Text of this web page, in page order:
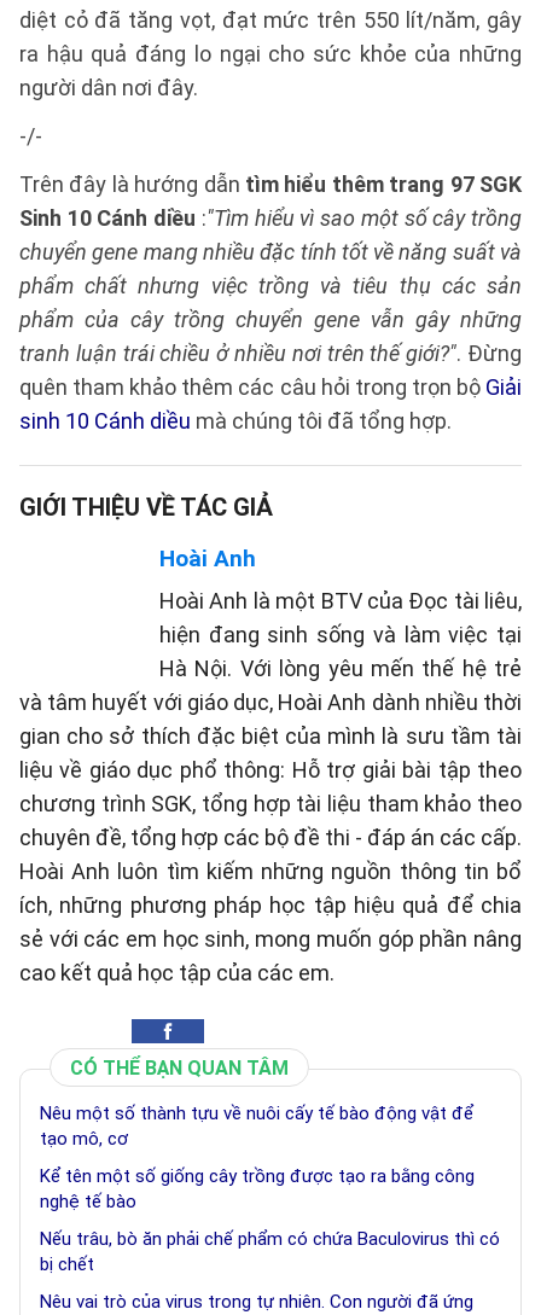
diệt cỏ đã tăng vọt, đạt mức trên 550 lít/năm, gây
ra hậu quả đáng lo ngại cho sức khỏe của những
người dân nơi đây.
-/-
Trên đây là hướng dẫn tìm hiểu thêm trang 97 SGK
Sinh 10 Cánh diều :"Tìm hiểu vì sao một số cây trồng
chuyển gene mang nhiều đặc tính tốt về năng suất và
phẩm chất nhưng việc trồng và tiêu thụ các sản
phẩm của cây trồng chuyển gene vẫn gây những
tranh luận trái chiều ở nhiều nơi trên thế giới?". Đừng
quên tham khảo thêm các câu hỏi trong trọn bộ Giải
sinh 10 Cánh diều mà chúng tôi đã tổng hợp.
GIỚI THIỆU VỀ TÁC GIẢ
Hoài Anh
Hoài Anh là một BTV của Đọc tài liêu,
hiện đang sinh sống và làm việc tại
Hà Nội. Với lòng yêu mến thế hệ trẻ
và tâm huyết với giáo dục, Hoài Anh dành nhiều thời
gian cho sở thích đặc biệt của mình là sưu tầm tài
liệu về giáo dục phổ thông: Hỗ trợ giải bài tập theo
chương trình SGK, tổng hợp tài liệu tham khảo theo
chuyên đề, tổng hợp các bộ đề thi - đáp án các cấp.
Hoài Anh luôn tìm kiếm những nguồn thông tin bổ
ích, những phương pháp học tập hiệu quả để chia
sẻ với các em học sinh, mong muốn góp phần nâng
cao kết quả học tập của các em.
CÓ THỂ BẠN QUAN TÂM
Nêu một số thành tựu về nuôi cấy tế bào động vật để
tạo mô, cơ
Kể tên một số giống cây trồng được tạo ra bằng công
nghệ tế bào
Nếu trâu, bò ăn phải chế phẩm có chứa Baculovirus thì có
bị chết
Nêu vai trò của virus trong tự nhiên. Con người đã ứng